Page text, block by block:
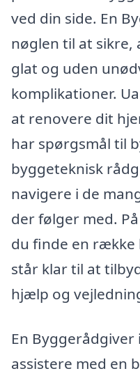
ved din side. En
nøglen til at
glat og uden
komplikationer.
at renovere dit
har spørgsmål til
byggeteknisk
navigere i de
der følger med.
du finde en række
står klar til at
hjælp og
En
assistere med en